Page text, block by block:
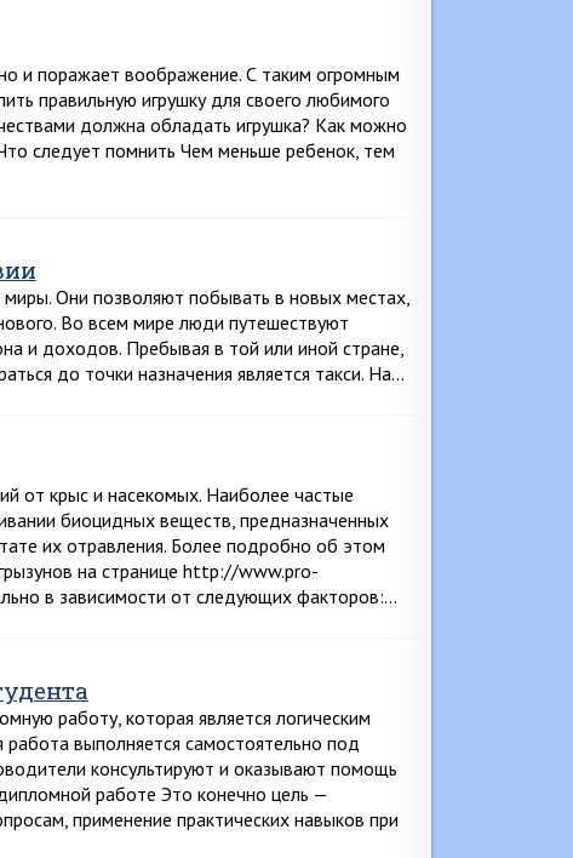
и поражает воображение. С таким огромным
правильную игрушку для своего любимого
должна обладать игрушка? Как можно
следует помнить Чем меньше ребенок, тем
Они позволяют побывать в новых местах,
Во всем мире люди путешествуют
и доходов. Пребывая в той или иной стране,
до точки назначения является такси. На…
от крыс и насекомых. Наиболее частые
биоцидных веществ, предназначенных
их отравления. Более подробно об этом
на странице http://www.pro-
в зависимости от следующих факторов:…
работу, которая является логическим
выполняется самостоятельно под
консультируют и оказывают помощь
работе Это конечно цель —
применение практических навыков при